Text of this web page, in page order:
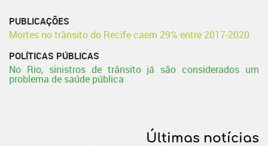
PUBLICAÇÕES
Mortes no trânsito do Recife caem 29% entre 2017-2020
POLÍTICAS PÚBLICAS
No Rio, sinistros de trânsito já são considerados um
problema de saúde pública
Últimas notícias